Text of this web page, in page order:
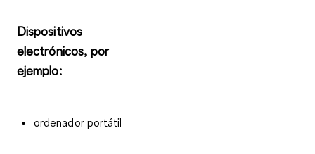
Dispositivos
electrónicos, por
ejemplo:
ordenador portátil